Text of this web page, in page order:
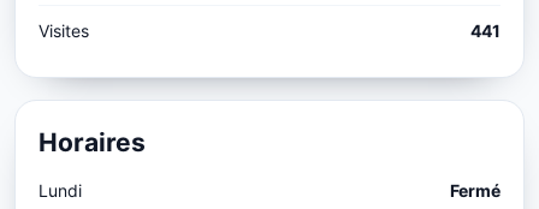
Visites 441
Horaires
Lundi Fermé